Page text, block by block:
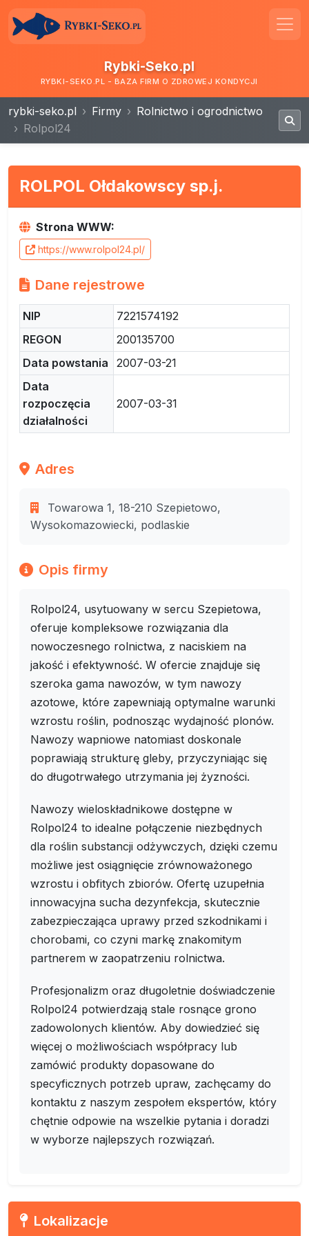
Rybki-Seko.pl
RYBKI-SEKO.PL - BAZA FIRM O ZDROWEJ KONDYCJI
rybki-seko.pl Firmy
Rolnictwo i ogrodnictwo
Rolpol24
ROLPOL Ołdakowscy sp.j.
Strona WWW:
https://www.rolpol24.pl/
Dane rejestrowe
NIP
7221574192
REGON
200135700
Data powstania
2007-03-21
Data
rozpoczęcia
działalności
2007-03-31
Adres
Towarowa 1, 18-210 Szepietowo,
Wysokomazowiecki, podlaskie
Opis firmy
Rolpol24, usytuowany w sercu Szepietowa,
oferuje kompleksowe rozwiązania dla
nowoczesnego rolnictwa, z naciskiem na
jakość i efektywność. W ofercie znajduje się
szeroka gama nawozów, w tym nawozy
azotowe, które zapewniają optymalne warunki
wzrostu roślin, podnosząc wydajność plonów.
Nawozy wapniowe natomiast doskonale
poprawiają strukturę gleby, przyczyniając się
do długotrwałego utrzymania jej żyzności.
Nawozy wieloskładnikowe dostępne w
Rolpol24 to idealne połączenie niezbędnych
dla roślin substancji odżywczych, dzięki czemu
możliwe jest osiągnięcie zrównoważonego
wzrostu i obfitych zbiorów. Ofertę uzupełnia
innowacyjna sucha dezynfekcja, skutecznie
zabezpieczająca uprawy przed szkodnikami i
chorobami, co czyni markę znakomitym
partnerem w zaopatrzeniu rolnictwa.
Profesjonalizm oraz długoletnie doświadczenie
Rolpol24 potwierdzają stale rosnące grono
zadowolonych klientów. Aby dowiedzieć się
więcej o możliwościach współpracy lub
zamówić produkty dopasowane do
specyficznych potrzeb upraw, zachęcamy do
kontaktu z naszym zespołem ekspertów, który
chętnie odpowie na wszelkie pytania i doradzi
w wyborze najlepszych rozwiązań.
Lokalizacje